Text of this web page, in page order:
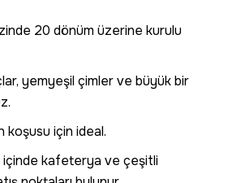
20 dönüm üzerine kurulu
yemyeşil çimler ve büyük bir
koşusu için ideal.
içinde kafeterya ve çeşitli